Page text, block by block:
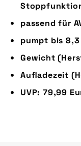
passend für
pumpt bis 8,3
Gewicht
Aufladezeit
UVP: 79,99